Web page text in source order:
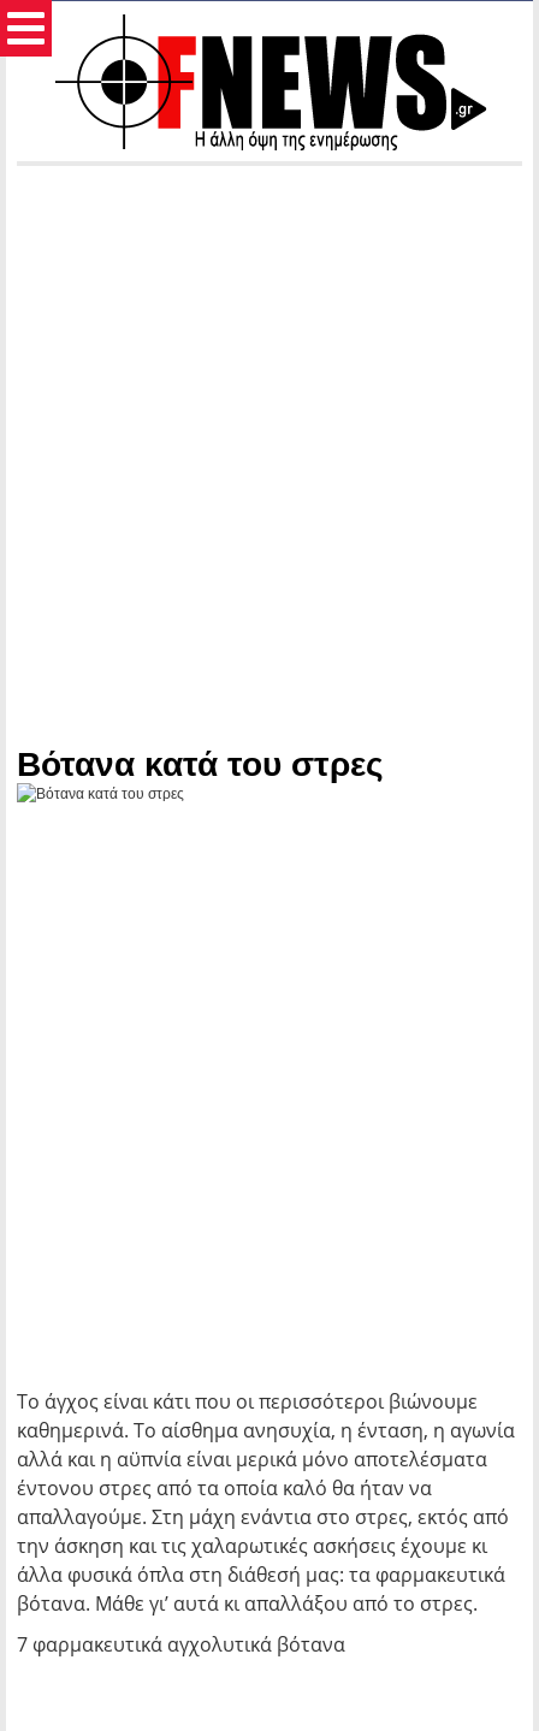
Βότανα κατά του στρες
Το άγχος είναι κάτι που οι περισσότεροι βιώνουμε
καθημερινά. Το αίσθημα ανησυχία, η ένταση, η αγωνία
αλλά και η αϋπνία είναι μερικά μόνο αποτελέσματα
έντονου στρες από τα οποία καλό θα ήταν να
απαλλαγούμε. Στη μάχη ενάντια στο στρες, εκτός από
την άσκηση και τις χαλαρωτικές ασκήσεις έχουμε κι
άλλα φυσικά όπλα στη διάθεσή μας: τα φαρμακευτικά
βότανα. Μάθε γι’ αυτά κι απαλλάξου από το στρες.
7 φαρμακευτικά αγχολυτικά βότανα